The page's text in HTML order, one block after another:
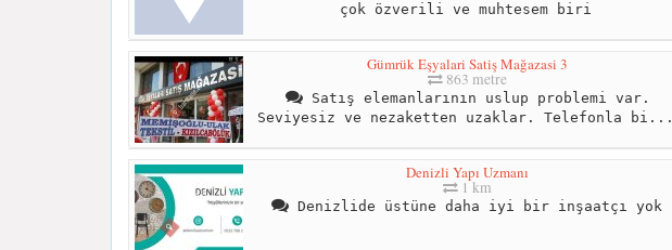
çok özverili ve muhtesem biri
Gümrük Eşyalari Satiş Mağazasi 3
863 metre
Satış elemanlarının uslup problemi var.
Seviyesiz ve nezaketten uzaklar. Telefonla bi...
Denizli Yapı Uzmanı
1 km
Denizlide üstüne daha iyi bir inşaatçı yok